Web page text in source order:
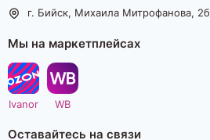
г. Бийск, Михаила Митрофанова, 2б
Мы на маркетплейсах
Ivanor WB
Оставайтесь на связи